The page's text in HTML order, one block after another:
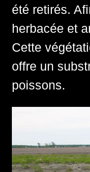
été retirés.
herbacée et
Cette
offre un
poissons.